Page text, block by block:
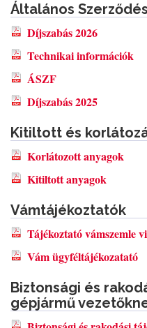
Általános
Díjszabás 2026
Technikai információk
ÁSZF
Díjszabás 2025
Kitiltott és
Korlátozott anyagok
Kitiltott anyagok
Vámtájékoztatók
Tájékoztató vámszemle
Vám ügyféltájékozatató
Biztonsági és
gépjármű